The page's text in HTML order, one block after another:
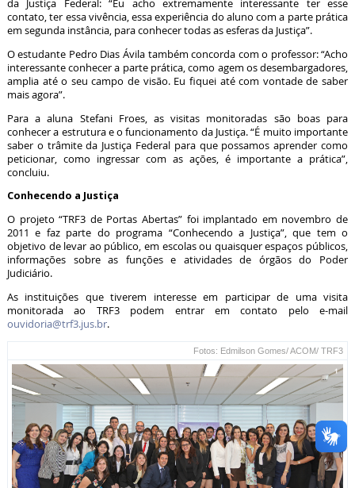
da Justiça Federal: “Eu acho extremamente interessante ter esse
contato, ter essa vivência, essa experiência do aluno com a parte prática
em segunda instância, para conhecer todas as esferas da Justiça”.
O estudante Pedro Dias Ávila também concorda com o professor: “Acho
interessante conhecer a parte prática, como agem os desembargadores,
amplia até o seu campo de visão. Eu fiquei até com vontade de saber
mais agora”.
Para a aluna Stefani Froes, as visitas monitoradas são boas para
conhecer a estrutura e o funcionamento da Justiça. “É muito importante
saber o trâmite da Justiça Federal para que possamos aprender como
peticionar, como ingressar com as ações, é importante a prática”,
concluiu.
Conhecendo a Justiça
O projeto “TRF3 de Portas Abertas” foi implantado em novembro de
2011 e faz parte do programa “Conhecendo a Justiça”, que tem o
objetivo de levar ao público, em escolas ou quaisquer espaços públicos,
informações sobre as funções e atividades de órgãos do Poder
Judiciário.
As instituições que tiverem interesse em participar de uma visita
monitorada ao TRF3 podem entrar em contato pelo e-mail
ouvidoria@trf3.jus.br.
Fotos: Edmilson Gomes/ ACOM/ TRF3